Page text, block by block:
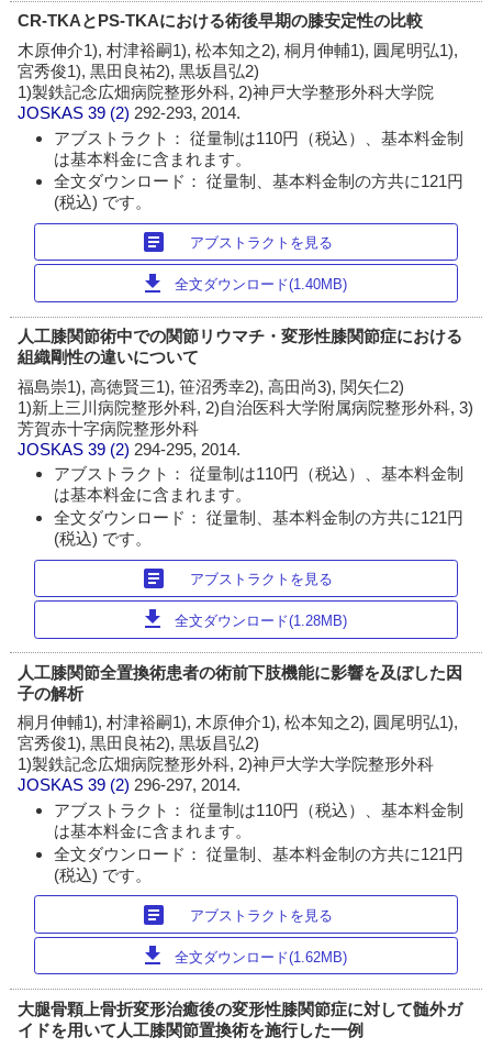
CR-TKAとPS-TKAにおける術後早期の膝安定性の比較
木原伸介1), 村津裕嗣1), 松本知之2), 桐月伸輔1), 圓尾明弘1),
宮秀俊1), 黒田良祐2), 黒坂昌弘2)
1)製鉄記念広畑病院整形外科, 2)神戸大学整形外科大学院
JOSKAS 39 (2) 292-293, 2014.
アブストラクト： 従量制は110円（税込）、基本料金制
は基本料金に含まれます。
全文ダウンロード： 従量制、基本料金制の方共に121円
(税込) です。
article アブストラクトを見る
download 全文ダウンロード(1.40MB)
人工膝関節術中での関節リウマチ・変形性膝関節症における
組織剛性の違いについて
福島崇1), 高徳賢三1), 笹沼秀幸2), 高田尚3), 関矢仁2)
1)新上三川病院整形外科, 2)自治医科大学附属病院整形外科, 3)
芳賀赤十字病院整形外科
JOSKAS 39 (2) 294-295, 2014.
アブストラクト： 従量制は110円（税込）、基本料金制
は基本料金に含まれます。
全文ダウンロード： 従量制、基本料金制の方共に121円
(税込) です。
article アブストラクトを見る
download 全文ダウンロード(1.28MB)
人工膝関節全置換術患者の術前下肢機能に影響を及ぼした因
子の解析
桐月伸輔1), 村津裕嗣1), 木原伸介1), 松本知之2), 圓尾明弘1),
宮秀俊1), 黒田良祐2), 黒坂昌弘2)
1)製鉄記念広畑病院整形外科, 2)神戸大学大学院整形外科
JOSKAS 39 (2) 296-297, 2014.
アブストラクト： 従量制は110円（税込）、基本料金制
は基本料金に含まれます。
全文ダウンロード： 従量制、基本料金制の方共に121円
(税込) です。
article アブストラクトを見る
download 全文ダウンロード(1.62MB)
大腿骨顆上骨折変形治癒後の変形性膝関節症に対して髄外ガ
イドを用いて人工膝関節置換術を施行した一例